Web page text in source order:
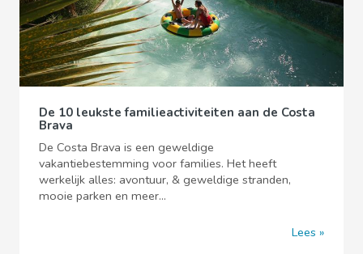
De 10 leukste familieactiviteiten aan de Costa
Brava
De Costa Brava is een geweldige
vakantiebestemming voor families. Het heeft
werkelijk alles: avontuur, & geweldige stranden,
mooie parken en meer...
Lees